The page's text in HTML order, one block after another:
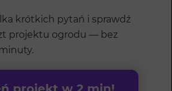
krótkich pytań i sprawdź
projektu ogrodu — bez